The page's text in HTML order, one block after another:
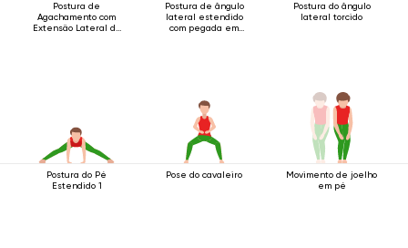
Postura de
Agachamento com
Extensão Lateral da
Postura de ângulo
lateral estendido
com pegada em
Postura do ângulo
lateral torcido
Postura do Pé
Estendido 1
Pose do cavaleiro
Movimento de joelho
em pé